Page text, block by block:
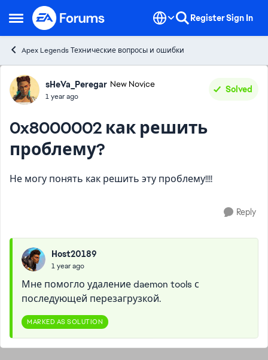
Open Side Menu
Skip to content RegisterSign In
Apex Legends Технические вопросы и ошибки
Forum Discussion
sHeVa_Peregar New Novice
1 year ago
Solved
0x8000002 как решить
проблему?
Не могу понять как решить эту проблему!!!!
Reply
Host20189
1 year ago
Мне помогло удаление daemon tools с
последующей перезагрузкой.
MARKED AS SOLUTION